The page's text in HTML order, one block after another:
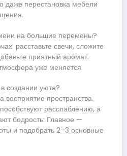
даже перестановка мебели
на большие перемены?
расставьте свечи, сложите
приятный аромат.
уже меняется.
создании уюта?
восприятие пространства.
расслаблению, а
бодрость. Главное —
и подобрать 2–3 основные